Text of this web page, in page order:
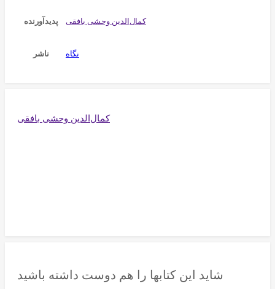
پدیدآورنده
ناشر نگاه
شاید این کتابها را هم دوست داشته باشید